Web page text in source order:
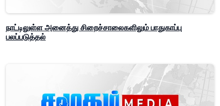
நாட்டிலுள்ள அனைத்து சிறைச்சாலைகளிலும் பாதுகாப்பு
பலப்படுத்தல்